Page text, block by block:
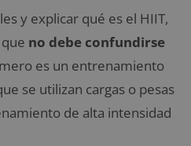
y explicar qué es el HIIT,
no debe confundirse
es un entrenamiento
se utilizan cargas o pesas
de alta intensidad